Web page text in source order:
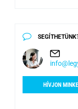
HÍVJON